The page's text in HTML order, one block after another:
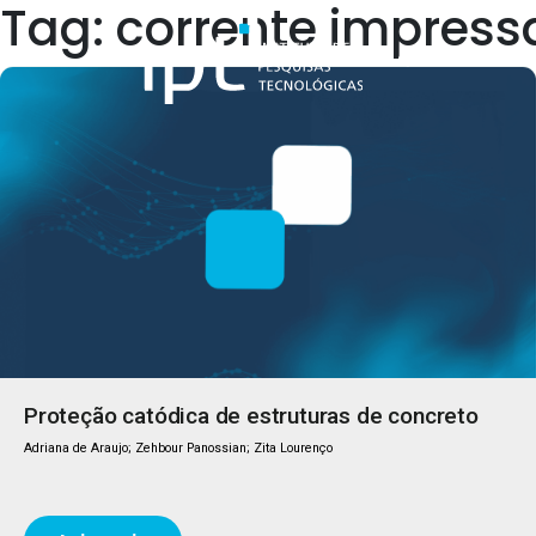
Quem Somos
Tag: corrente
Proteção catódica de estruturas de concreto
Adriana de Araujo; Zehbour Panossian; Zita Lourenço